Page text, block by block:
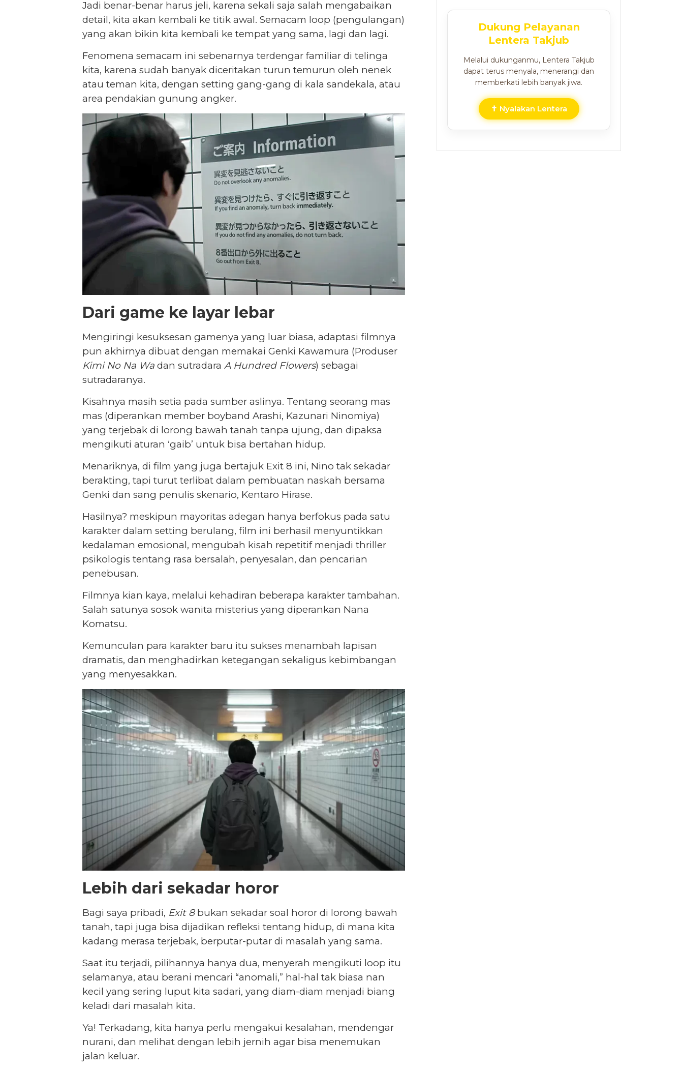
Jadi benar-benar harus jeli, karena sekali saja salah mengabaikan
detail, kita akan kembali ke titik awal. Semacam loop (pengulangan)
yang akan bikin kita kembali ke tempat yang sama, lagi dan lagi.
Fenomena semacam ini sebenarnya terdengar familiar di telinga
kita, karena sudah banyak diceritakan turun temurun oleh nenek
atau teman kita, dengan setting gang-gang di kala sandekala, atau
area pendakian gunung angker.
Dari game ke layar lebar
Mengiringi kesuksesan gamenya yang luar biasa, adaptasi filmnya
pun akhirnya dibuat dengan memakai Genki Kawamura (Produser
Kimi No Na Wa dan sutradara A Hundred Flowers) sebagai
sutradaranya.
Kisahnya masih setia pada sumber aslinya. Tentang seorang mas
mas (diperankan member boyband Arashi, Kazunari Ninomiya)
yang terjebak di lorong bawah tanah tanpa ujung, dan dipaksa
mengikuti aturan ‘gaib’ untuk bisa bertahan hidup.
Menariknya, di film yang juga bertajuk Exit 8 ini, Nino tak sekadar
berakting, tapi turut terlibat dalam pembuatan naskah bersama
Genki dan sang penulis skenario, Kentaro Hirase.
Hasilnya? meskipun mayoritas adegan hanya berfokus pada satu
karakter dalam setting berulang, film ini berhasil menyuntikkan
kedalaman emosional, mengubah kisah repetitif menjadi thriller
psikologis tentang rasa bersalah, penyesalan, dan pencarian
penebusan.
Filmnya kian kaya, melalui kehadiran beberapa karakter tambahan.
Salah satunya sosok wanita misterius yang diperankan Nana
Komatsu.
Kemunculan para karakter baru itu sukses menambah lapisan
dramatis, dan menghadirkan ketegangan sekaligus kebimbangan
yang menyesakkan.
Lebih dari sekadar horor
Bagi saya pribadi, Exit 8bukan sekadar soal horor di lorong bawah
tanah, tapi juga bisa dijadikan refleksi tentang hidup, di mana kita
kadang merasa terjebak, berputar-putar di masalah yang sama.
Saat itu terjadi, pilihannya hanya dua, menyerah mengikuti loop itu
selamanya, atau berani mencari “anomali,” hal-hal tak biasa nan
kecil yang sering luput kita sadari, yang diam-diam menjadi biang
keladi dari masalah kita.
Ya! Terkadang, kita hanya perlu mengakui kesalahan, mendengar
nurani, dan melihat dengan lebih jernih agar bisa menemukan
jalan keluar.
Dukung Pelayanan
Lentera Takjub
Melalui dukunganmu, Lentera Takjub
dapat terus menyala, menerangi dan
memberkati lebih banyak jiwa.
✝ Nyalakan Lentera